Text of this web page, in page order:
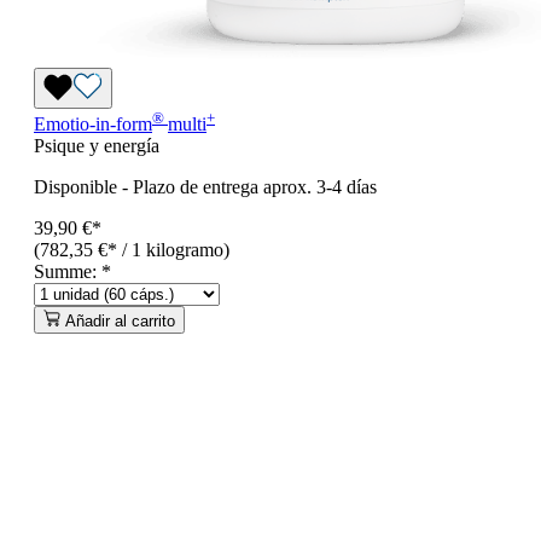
Emotio-in-form® multi+
Psique y energía
Disponible - Plazo de entrega aprox. 3-4 días
39,90 €*
(782,35 €* / 1 kilogramo)
Summe: *
Añadir al carrito